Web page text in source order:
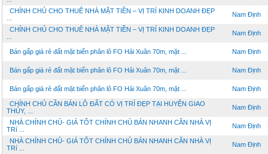
CHÍNH CHỦ CHO THUÊ NHÀ MẶT TIỀN – VỊ TRÍ KINH DOANH ĐẸP
Nam Định
CHÍNH CHỦ CHO THUÊ NHÀ MẶT TIỀN – VỊ TRÍ KINH DOANH ĐẸP
Nam Định
Bán gấp giá rẻ đất mặt biển phân lô FO Hải Xuân 70m, mặt ... Nam Định
Bán gấp giá rẻ đất mặt biển phân lô FO Hải Xuân 70m, mặt ... Nam Định
Bán gấp giá rẻ đất mặt biển phân lô FO Hải Xuân 70m, mặt ... Nam Định
CHÍNH CHỦ CẦN BÁN LÔ ĐẤT CÓ VỊ TRÍ ĐẸP TẠI HUYỆN GIAO
THỦY, ...
Nam Định
NHÀ CHÍNH CHỦ- GIÁ TỐT CHÍNH CHỦ BÁN NHANH CĂN NHÀ VỊ
TRí ...
Nam Định
NHÀ CHÍNH CHỦ- GIÁ TỐT CHÍNH CHỦ BÁN NHANH CĂN NHÀ VỊ
TRí ...
Nam Định